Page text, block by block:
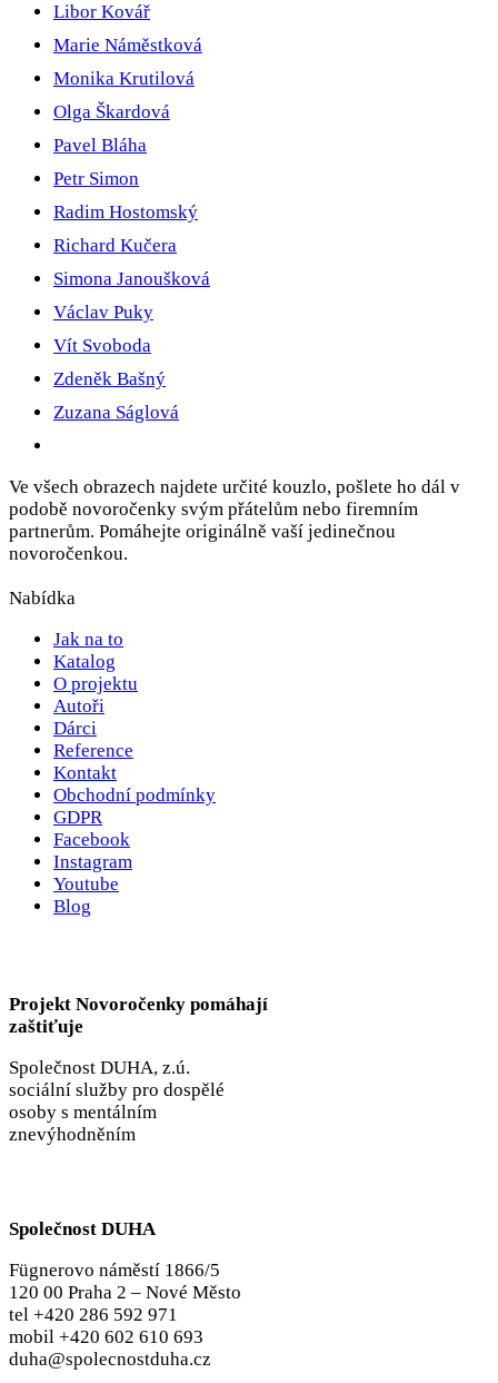
Libor Kovář
Marie Náměstková
Monika Krutilová
Olga Škardová
Pavel Bláha
Petr Simon
Radim Hostomský
Richard Kučera
Simona Janoušková
Václav Puky
Vít Svoboda
Zdeněk Bašný
Zuzana Ságlová
Ve všech obrazech najdete určité kouzlo, pošlete ho dál v
podobě novoročenky svým přátelům nebo firemním
partnerům. Pomáhejte originálně vaší jedinečnou
novoročenkou.
Nabídka
Jak na to
Katalog
O projektu
Autoři
Dárci
Reference
Kontakt
Obchodní podmínky
GDPR
Facebook
Instagram
Youtube
Blog
Projekt Novoročenky pomáhají
zaštiťuje
Společnost DUHA, z.ú.
sociální služby pro dospělé
osoby s mentálním
znevýhodněním
Společnost DUHA
Fügnerovo náměstí 1866/5
120 00 Praha 2 – Nové Město
tel +420 286 592 971
mobil +420 602 610 693
duha@spolecnostduha.cz